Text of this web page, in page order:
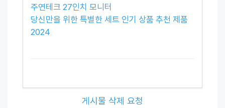
주연테크 27인치 모니터
당신만을 위한 특별한 세트 인기 상품 추천 제품
2024
게시물 삭제 요청